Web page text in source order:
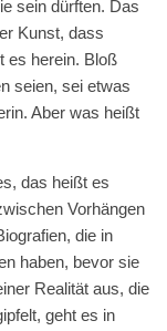
sein dürften. Das
Kunst, dass
es herein. Bloß
seien, sei etwas
Aber was heißt
das heißt es
Vorhängen
die in
haben, bevor sie
Realität aus, die
geht es in